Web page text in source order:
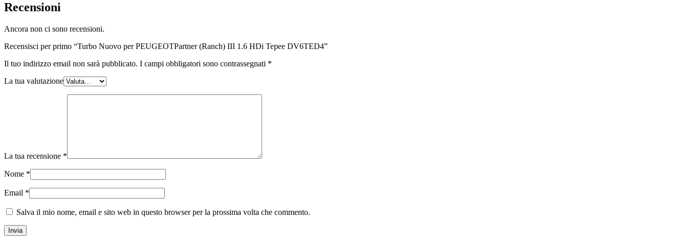
Recensioni
Ancora non ci sono recensioni.
Recensisci per primo “Turbo Nuovo per PEUGEOTPartner (Ranch) III 1.6 HDi Tepee DV6TED4”
Il tuo indirizzo email non sarà pubblicato. I campi obbligatori sono contrassegnati *
La tua valutazione
La tua recensione *
Nome *
Email *
Salva il mio nome, email e sito web in questo browser per la prossima volta che commento.